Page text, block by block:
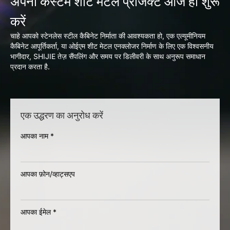
करें
चाहे आपको स्टेनलेस स्टील कैबिनेट निर्माता की आवश्यकता हो, एक एल्यूमीनियम
कैबिनेट आपूर्तिकर्ता, या ओईएम शीट मेटल एनक्लोजर निर्माण के लिए एक विश्वसनीय
भागीदार, SHIJIE तेज़ सैंपलिंग और समय पर डिलीवरी के साथ अनुरूप समाधान
प्रदान करता है.
एक उद्धरण का अनुरोध करें
आपका नाम *
आपका फ़ोन/व्हाट्सएप
आपका ईमेल *